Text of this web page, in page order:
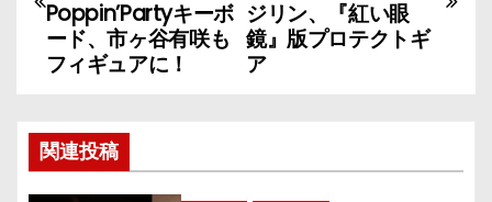
ナ
ビ
ゲ
ー
ジリン、『紅い眼
鏡』版プロテクトギ
ア
Poppin’Partyキーボ
ード、市ヶ谷有咲も
フィギュアに！
関連投稿